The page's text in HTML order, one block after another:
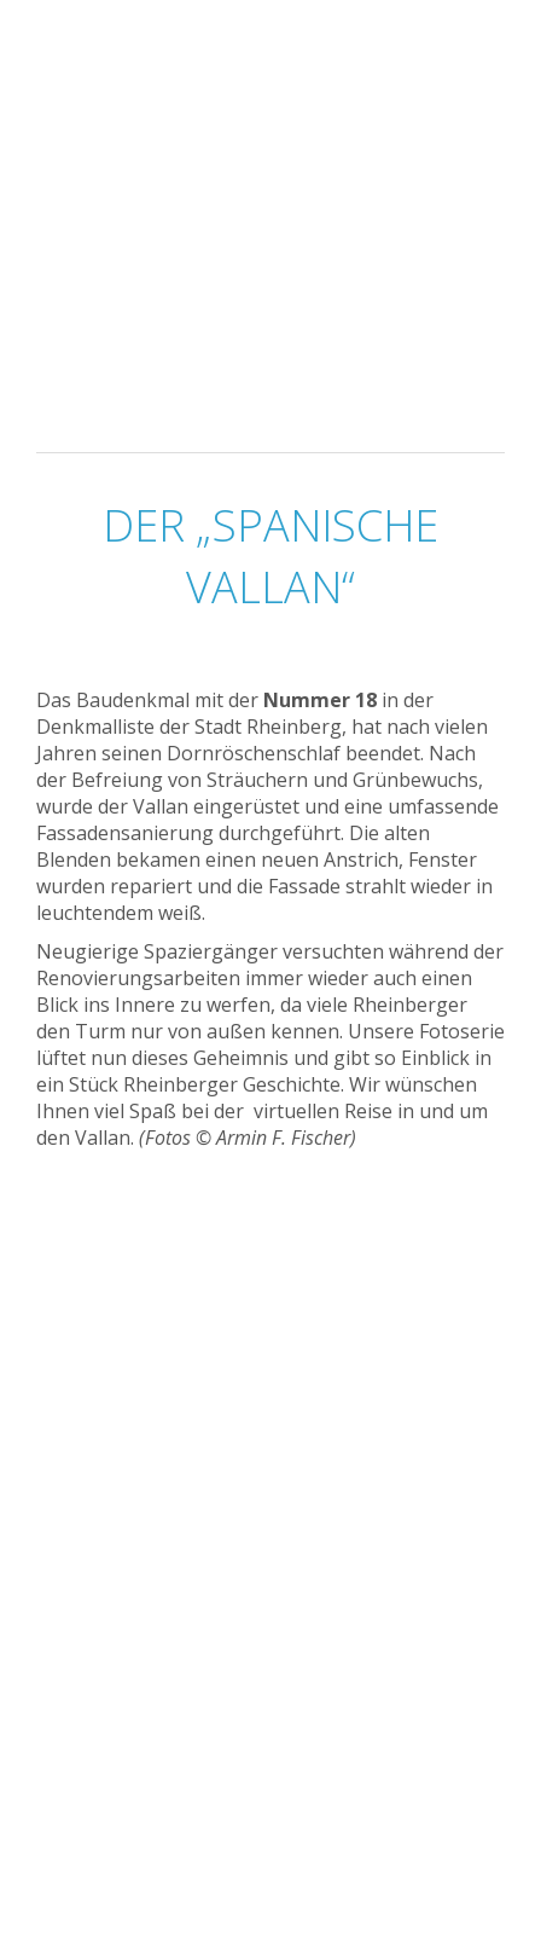
DER „SPANISCHE
VALLAN“
Das Baudenkmal mit der Nummer 18 in der
Denkmalliste der Stadt Rheinberg, hat nach vielen
Jahren seinen Dornröschenschlaf beendet. Nach
der Befreiung von Sträuchern und Grünbewuchs,
wurde der Vallan eingerüstet und eine umfassende
Fassadensanierung durchgeführt. Die alten
Blenden bekamen einen neuen Anstrich, Fenster
wurden repariert und die Fassade strahlt wieder in
leuchtendem weiß.
Neugierige Spaziergänger versuchten während der
Renovierungsarbeiten immer wieder auch einen
Blick ins Innere zu werfen, da viele Rheinberger
den Turm nur von außen kennen. Unsere Fotoserie
lüftet nun dieses Geheimnis und gibt so Einblick in
ein Stück Rheinberger Geschichte. Wir wünschen
Ihnen viel Spaß bei der virtuellen Reise in und um
den Vallan. (Fotos © Armin F. Fischer)